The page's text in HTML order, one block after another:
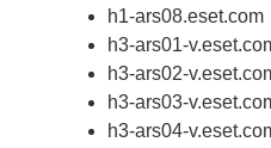
h1-ars08.eset.com
h3-ars01-
h3-ars02-
h3-ars03-
h3-ars04-